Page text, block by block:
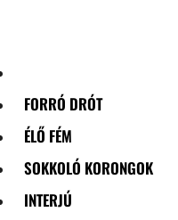
FORRÓ DRÓT
ÉLŐ FÉM
SOKKOLÓ KORONGOK
INTERJÚ